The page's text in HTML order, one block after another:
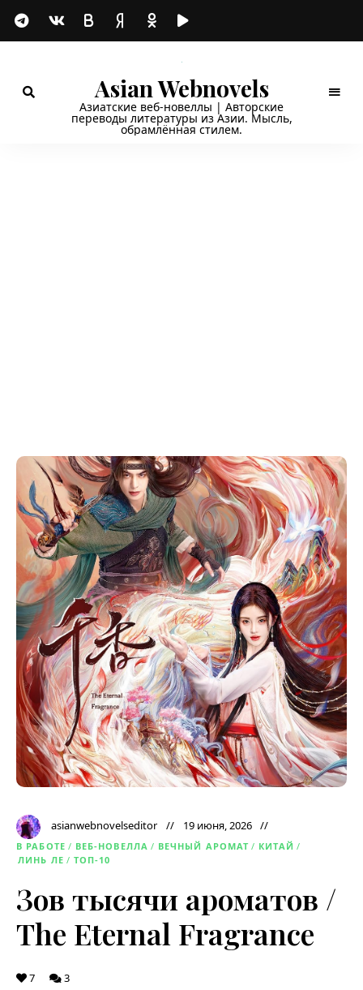
Asian Webnovels
Азиатские веб-новеллы | Авторские
переводы литературы из Азии. Мысль,
обрамлённая стилем.
asianwebnovelseditor 19 июня, 2026
В РАБОТЕ / ВЕБ-НОВЕЛЛА / ВЕЧНЫЙ АРОМАТ / КИТАЙ /
ЛИНЬ ЛЕ / ТОП-10
Зов тысячи ароматов /
The Eternal Fragrance
7 3